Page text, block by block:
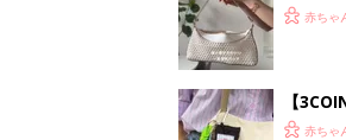
赤ちゃ
【
ート」
赤ちゃ